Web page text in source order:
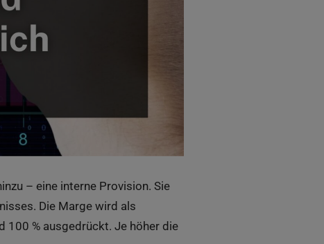
– eine interne Provision. Sie
Die Marge wird als
100 % ausgedrückt. Je höher die